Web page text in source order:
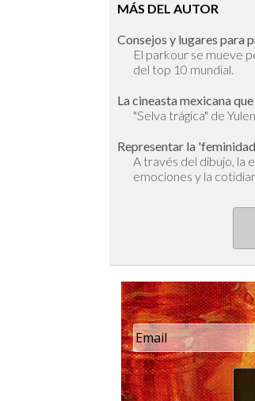
MÁS DEL AUTOR
Consejos y lugares para
El parkour se mueve
del top 10 mundial.
La cineasta mexicana
"Selva trágica" de
Representar la
A través del dibujo, la
emociones y la